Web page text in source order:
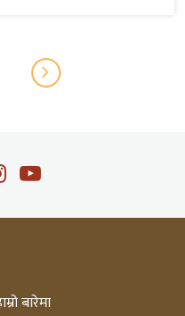
बारेमा